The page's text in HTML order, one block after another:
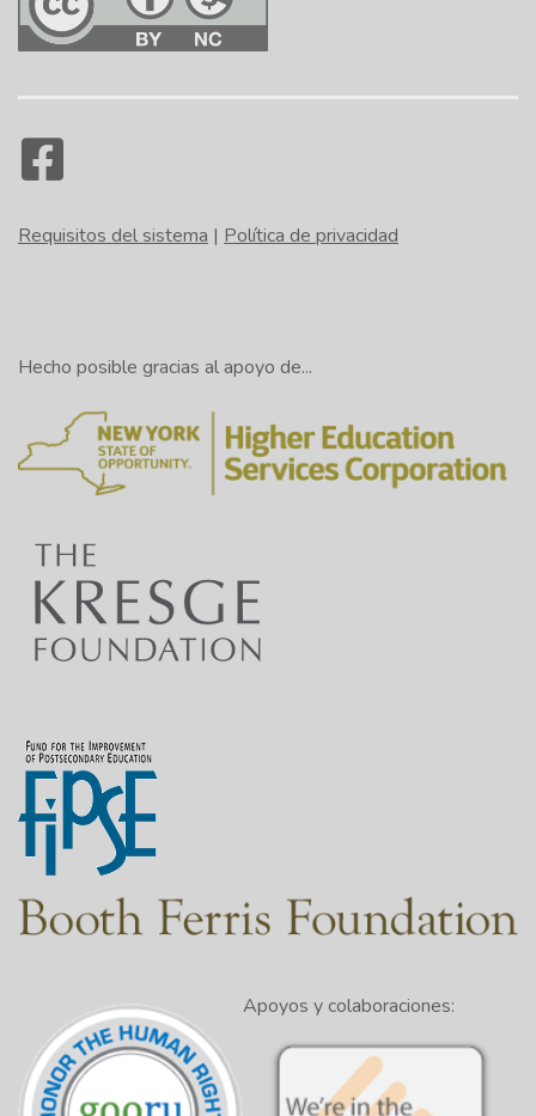
Requisitos del sistema | Política de privacidad
Hecho posible gracias al apoyo de...
Apoyos y colaboraciones: